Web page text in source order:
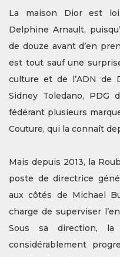
La maison Dior est
Delphine Arnault,
de douze avant d’en
est tout sauf une
culture et de l’ADN de
Sidney Toledano, PDG
fédérant plusieurs
Couture, qui la connaît
Mais depuis 2013, la
poste de directrice
aux côtés de Michael
charge de superviser
Sous sa direction,
considérablement